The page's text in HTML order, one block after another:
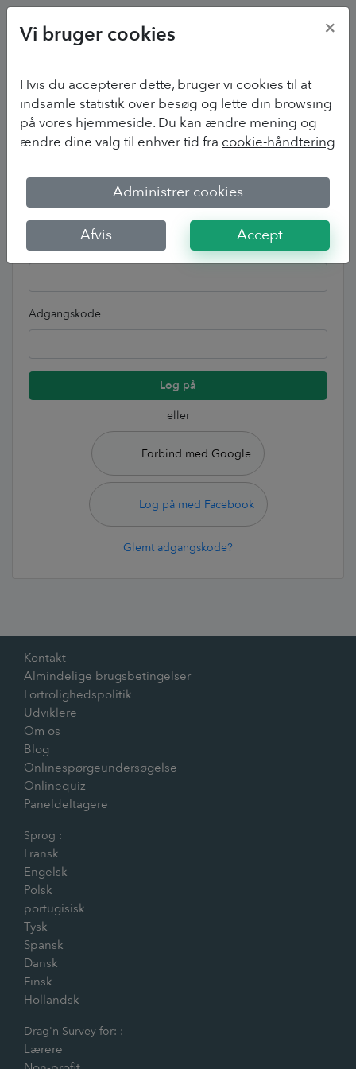
Vi er glade for at se dig
igen!
Log på
E-mailadresse
Adgangskode
Log på
eller
Forbind med Google
Log på med Facebook
Glemt adgangskode?
Kontakt
Almindelige brugsbetingelser
Fortrolighedspolitik
Udviklere
Om os
Blog
Onlinespørgeundersøgelse
Onlinequiz
Paneldeltagere
Sprog :
Fransk
Engelsk
Polsk
portugisisk
Tysk
Spansk
Dansk
Finsk
Hollandsk
Drag'n Survey for: :
Lærere
Vi bruger cookies ×
Hvis du accepterer dette, bruger vi cookies til at
indsamle statistik over besøg og lette din browsing
på vores hjemmeside. Du kan ændre mening og
ændre dine valg til enhver tid fra cookie-håndtering
Administrer cookies
Afvis Accept